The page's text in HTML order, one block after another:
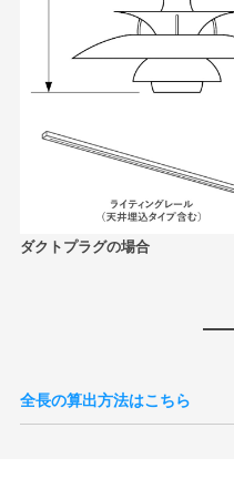
ダクトプラグの場合
全長の算出方法はこちら